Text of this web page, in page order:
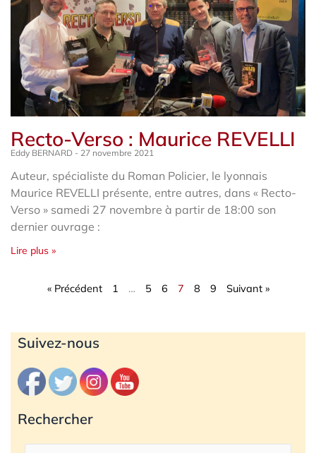
Recto-Verso : Maurice REVELLI
Eddy BERNARD 27 novembre 2021
Auteur, spécialiste du Roman Policier, le lyonnais
Maurice REVELLI présente, entre autres, dans « Recto-
Verso » samedi 27 novembre à partir de 18:00 son
dernier ouvrage :
Lire plus »
« Précédent 1 … 5 6 7 8 9 Suivant »
Suivez-nous
Rechercher
Archives